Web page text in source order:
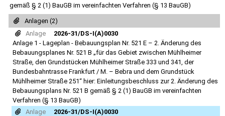
gemäß § 2 (1) BauGB im vereinfachten Verfahren (§ 13 BauGB)
Anlagen (2)
Anlage
2026-31/DS-I(A)0030
Anlage 1 - Lageplan - Bebauungsplan Nr. 521 E – 2. Änderung des
Bebauungsplanes Nr. 521 B „für das Gebiet zwischen Mühlheimer
Straße, den Grundstücken Mühlheimer Straße 333 und 341, der
Bundesbahntrasse Frankfurt / M. – Bebra und dem Grundstück
Mühlheimer Straße 251“ hier: Einleitungsbeschluss zur 2. Änderung des
Bebauungsplans Nr. 521 B gemäß § 2 (1) BauGB im vereinfachten
Verfahren (§ 13 BauGB)
Anlage
2026-31/DS-I(A)0030